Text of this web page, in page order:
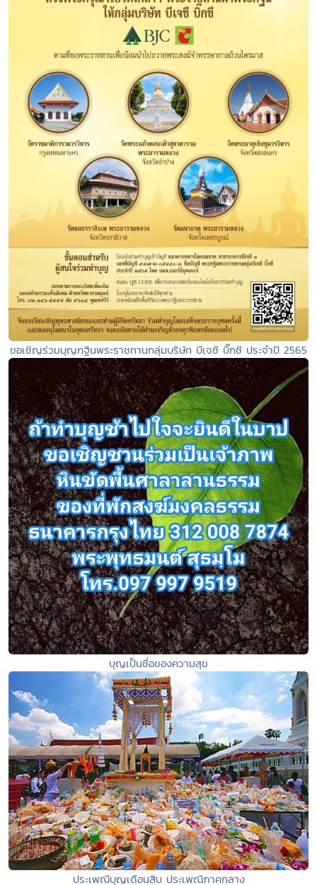
ขอเชิญร่วมบุญกฐินพระราชทานกลุ่มบริษัท บีเจซี บิ๊กซี ประจำปี 2565
บุญเป็นชื่อของความสุข
ประเพณีบุญเดือนสิบ ประเพณีภาคกลาง